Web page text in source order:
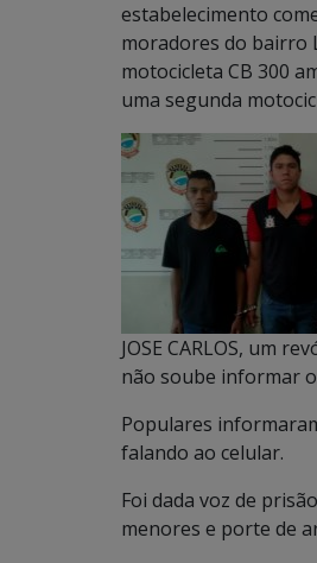
estabelecimento
moradores do bairro
motocicleta CB 300
uma segunda
JOSE CARLOS, um
não soube informar
Populares
falando ao celular.
Foi dada voz de
menores e porte de